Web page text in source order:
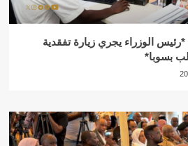
الوزراء يجري زيارة تفقدية
بسوبا*